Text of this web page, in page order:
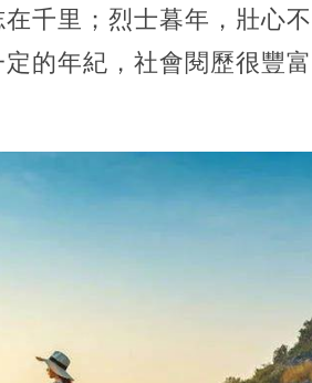
千里；烈士暮年，壯心
的年紀，社會閱歷很豐